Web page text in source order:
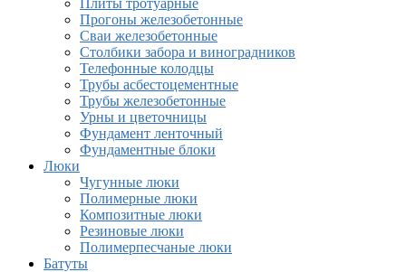
Плиты тротуарные
Прогоны железобетонные
Сваи железобетонные
Столбики забора и виноградников
Телефонные колодцы
Трубы асбестоцементные
Трубы железобетонные
Урны и цветочницы
Фундамент ленточный
Фундаментные блоки
Люки
Чугунные люки
Полимерные люки
Композитные люки
Резиновые люки
Полимерпесчаные люки
Батуты